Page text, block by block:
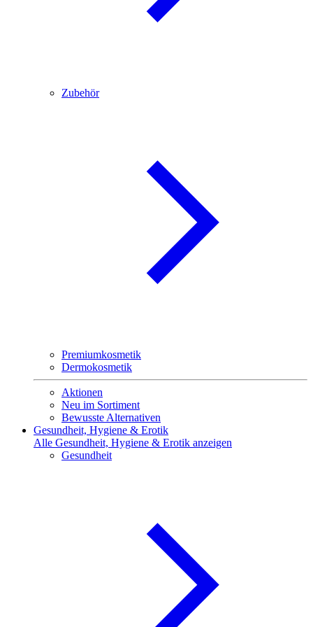
Zubehör
Premiumkosmetik
Dermokosmetik
Aktionen
Neu im Sortiment
Bewusste Alternativen
Gesundheit, Hygiene & Erotik
Alle Gesundheit, Hygiene & Erotik anzeigen
Gesundheit